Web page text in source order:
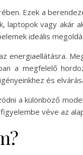
Ezek a
vagy akár
ideális
energiaellátásra.
a megfelelő
és
a különböző
véve az